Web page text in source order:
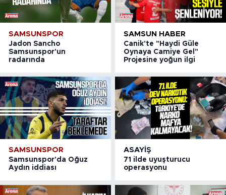
SAMSUNSPOR
Jadon Sancho
Samsunspor'un
radarında
SAMSUN HABER
Canik'te "Haydi Güle
Oynaya Camiye Gel"
Projesine yoğun ilgi
SAMSUNSPOR
Samsunspor'da Oğuz
Aydın iddiası
ASAYIŞ
71 ilde uyuşturucu
operasyonu